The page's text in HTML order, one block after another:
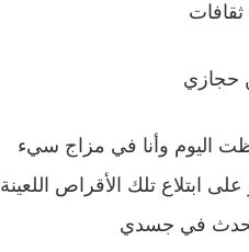
اليوم وأنا في مزاج سيء
على ابتلاع تلك الأقراص اللعينة
تحدث في جسدي